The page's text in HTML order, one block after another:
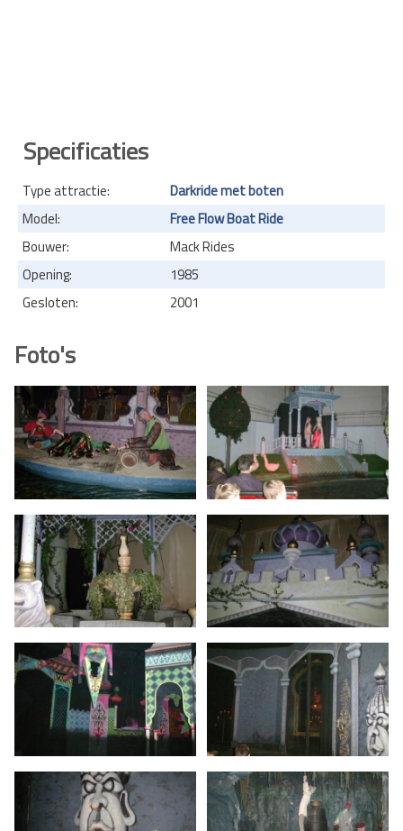
Specificaties
Type attractie:
Darkride met boten
Model:
Free Flow Boat Ride
Bouwer:
Mack Rides
Opening:
1985
Gesloten:
2001
Foto's